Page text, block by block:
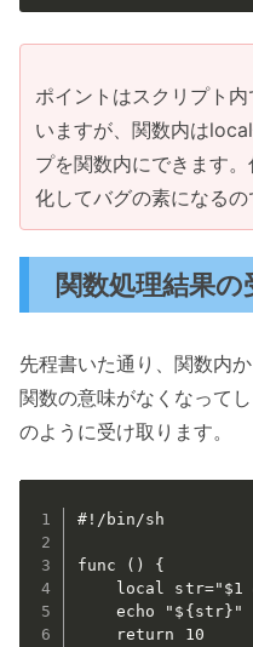
ポイントはスクリプト
いますが、関数内は
プを関数内にできます
化してバグの素になるの
関数処理結果
先程書いた通り、関数内
関数の意味がなくなって
のように受け取ります。
#!/bin/sh
func () {
local str="$1
    echo "${str}"
    return 10